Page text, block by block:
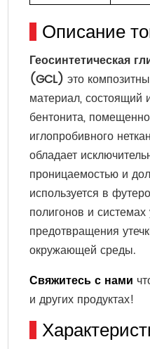
Описание
Геосинтетическая
(GCL) это
материал, состоящий
бентонита,
иглопробивного
обладает
проницаемостью и
используется в
полигонов и системах
предотвращения
окружающей среды.
Свяжитесь с нами
и других продуктах!